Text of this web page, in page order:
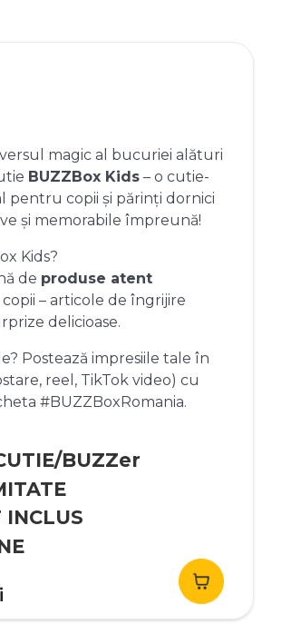
magic al bucuriei alături
BUZZBox Kids– o cutie-
pentru copii și părinți dornici
și memorabile împreună!
Kids?
de produse atent
– articole de îngrijire
delicioase.
Postează impresiile tale în
reel, TikTok video) cu
#BUZZBoxRomania.
BUZZer
INCLUS
Prețul
curent